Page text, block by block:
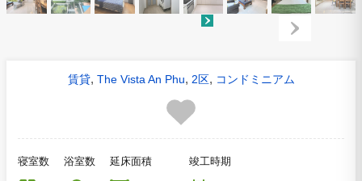
賃貸, The Vista An Phu, 2区, コンドミニアム
寝室数 浴室数 延床面積 竣工時期